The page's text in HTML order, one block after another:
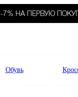
-7% НА ПЕРВУЮ
Обувь